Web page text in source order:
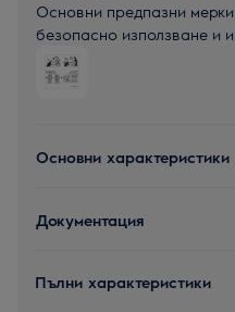
Основни предпазни
безопасно използване и
Основни характеристики
Документация
Пълни характеристики